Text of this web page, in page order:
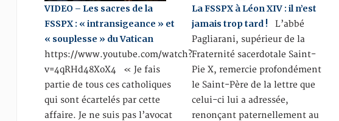
VIDEO – Les sacres de la
FSSPX : « intransigeance » et
« souplesse » du Vatican
https://www.youtube.com/watch?
v=4qRHd48XoX4 « Je fais
partie de tous ces catholiques
qui sont écartelés par cette
affaire. Je ne suis pas l’avocat
La FSSPX à Léon XIV : il n’est
jamais trop tard ! L’abbé
Pagliarani, supérieur de la
Fraternité sacerdotale Saint-
Pie X, remercie profondément
le Saint-Père de la lettre que
celui-ci lui a adressée,
renonçant paternellement au